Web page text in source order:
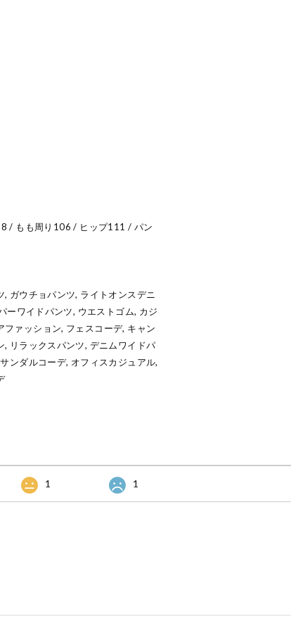
/ もも周り106 / ヒップ111 / パン
ガウチョパンツ, ライトオンスデニ
ーワイドパンツ, ウエストゴム, カジ
ァッション, フェスコーデ, キャン
リラックスパンツ, デニムワイドパ
ンダルコーデ, オフィスカジュアル,
1 1